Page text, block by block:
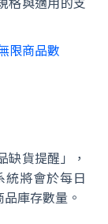
格與適用的支
限商品數
缺貨提醒」，
統將會於每日
庫存數量。